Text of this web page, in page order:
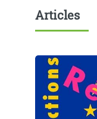
Articles